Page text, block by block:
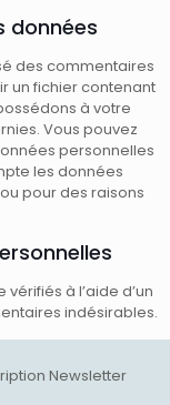
données
des commentaires
un fichier contenant
à votre
Vous pouvez
personnelles
les données
pour des raisons
à l’aide d’un
indésirables.
Newsletter